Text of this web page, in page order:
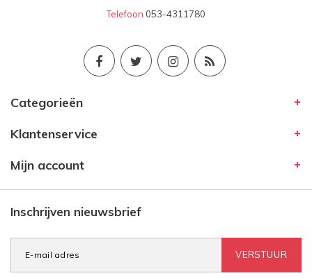
Telefoon 053-4311780
Categorieën
Klantenservice
Mijn account
Inschrijven nieuwsbrief
VERSTUUR